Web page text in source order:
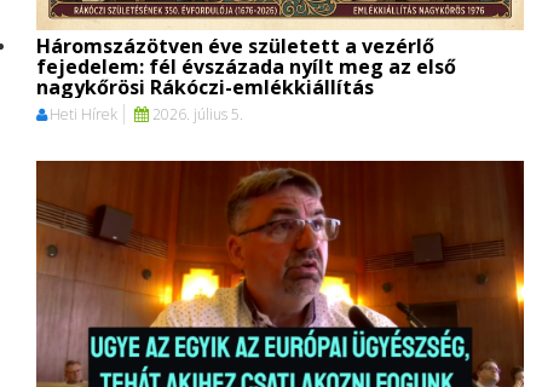
Háromszázötven éve született a vezérlő
fejedelem: fél évszázada nyílt meg az első
nagykőrösi Rákóczi-emlékkiállítás
Heti Hírek 2026. július 5.